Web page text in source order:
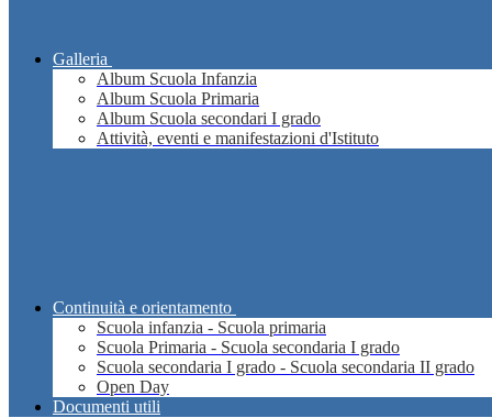
Galleria
Album Scuola Infanzia
Album Scuola Primaria
Album Scuola secondari I grado
Attività, eventi e manifestazioni d'Istituto
Continuità e orientamento
Scuola infanzia - Scuola primaria
Scuola Primaria - Scuola secondaria I grado
Scuola secondaria I grado - Scuola secondaria II grado
Open Day
Documenti utili